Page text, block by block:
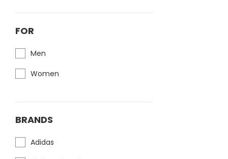
FOR
Men
Women
BRANDS
Adidas